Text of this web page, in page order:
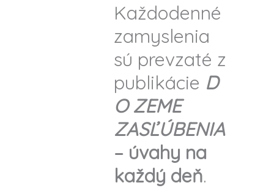
Každodenné
zamyslenia
sú prevzaté z
publikácie D
O ZEME
ZASĽÚBENIA
– úvahy na
každý deň.